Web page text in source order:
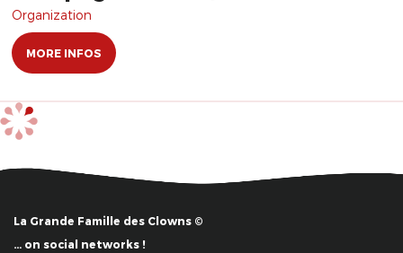
Organization
MORE INFOS
La Grande Famille des Clowns ©
… on social networks !